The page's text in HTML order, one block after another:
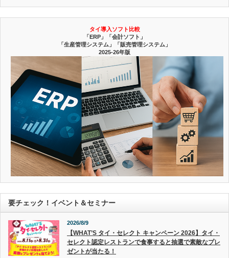
タイ導入ソフト比較
「ERP」「会計ソフト」
「生産管理システム」「販売管理システム」
2025-26年版
要チェック！イベント＆セミナー
2026/8/9
【WHAT’S タイ・セレクト キャンペーン 2026】タイ・
セレクト認定レストランで食事すると抽選で素敵なプレ
ゼントが当たる！